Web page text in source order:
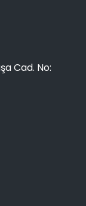
Cad. No: